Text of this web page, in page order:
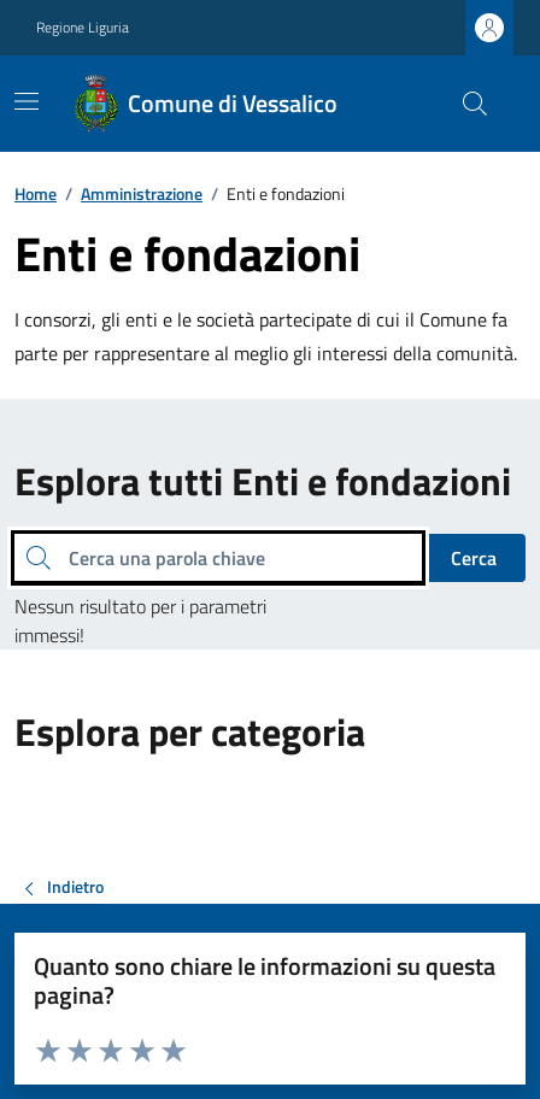
Regione Liguria
Comune di Vessalico
Home / Amministrazione / Enti e fondazioni
Enti e fondazioni
I consorzi, gli enti e le società partecipate di cui il Comune fa
parte per rappresentare al meglio gli interessi della comunità.
Esplora tutti Enti e fondazioni
Cerca una parola chiave
Cerca
Nessun risultato per i parametri
immessi!
Esplora per categoria
Indietro
Quanto sono chiare le informazioni su questa
pagina?
Valuta da 1 a 5 stelle la pagina
Valuta 5 stelle su 5
Valuta 4 stelle su 5
Valuta 3 stelle su 5
Valuta 2 stelle su 5
Valuta 1 stelle su 5